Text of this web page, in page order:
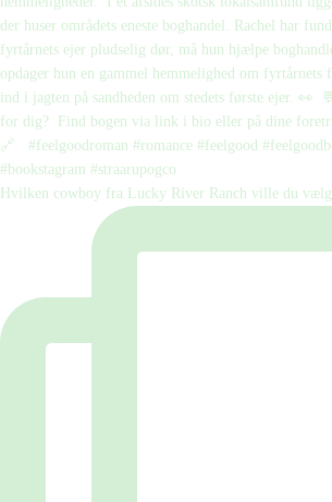
Hvilken cowboy fra Lucky River Ranch ville du vælg